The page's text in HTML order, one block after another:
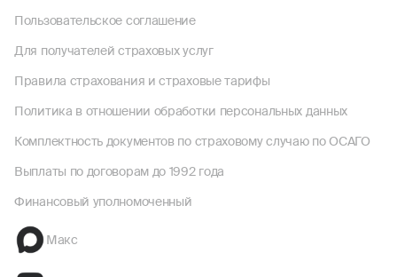
Пользовательское соглашение
Для получателей страховых услуг
Правила страхования и страховые тарифы
Политика в отношении обработки персональных данных
Комплектность документов по страховому случаю по ОСАГО
Выплаты по договорам до 1992 года
Финансовый уполномоченный
Макс